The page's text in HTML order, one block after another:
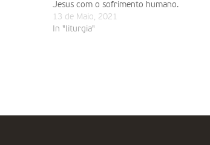
Jesus com o sofrimento humano.
Jesus manifesta um coração sensível
perante a dor que nos aflige. A cura
13 de Maio, 2021
In "liturgia"